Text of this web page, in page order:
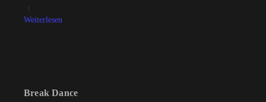
Weiterlesen
Break Dance